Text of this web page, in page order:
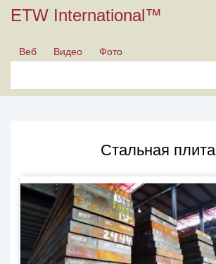
ETW International™
Веб
Видео Фото
Стальная плита